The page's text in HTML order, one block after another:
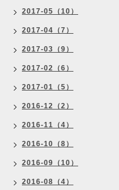
2017-05（10）
2017-04（7）
2017-03（9）
2017-02（6）
2017-01（5）
2016-12（2）
2016-11（4）
2016-10（8）
2016-09（10）
2016-08（4）